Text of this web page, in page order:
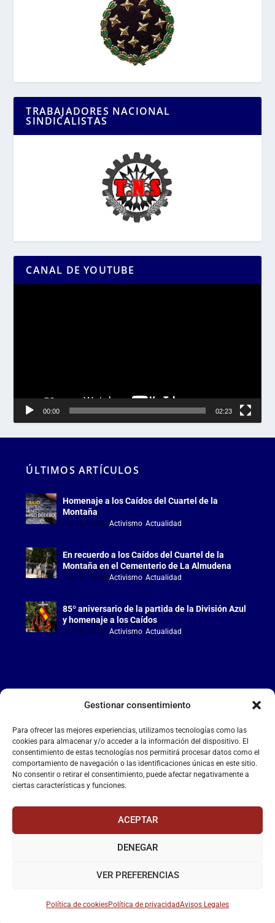
Gestionar consentimiento
Para ofrecer las mejores experiencias, utilizamos tecnologías como las
cookies para almacenar y/o acceder a la información del dispositivo. El
consentimiento de estas tecnologías nos permitirá procesar datos como el
comportamiento de navegación o las identificaciones únicas en este sitio.
No consentir o retirar el consentimiento, puede afectar negativamente a
ciertas características y funciones.
ACEPTAR
DENEGAR
VER PREFERENCIAS
Política de cookiesPolítica de privacidadAvisos Legales
TRABAJADORES NACIONAL
SINDICALISTAS
CANAL DE YOUTUBE
00:00 02:23
ÚLTIMOS ARTÍCULOS
Homenaje a los Caídos del Cuartel de la
Montaña
Jul 18, 2026 |Activismo,Actualidad
En recuerdo a los Caídos del Cuartel de la
Montaña en el Cementerio de La Almudena
Jul 18, 2026 |Activismo,Actualidad
85º aniversario de la partida de la División Azul
y homenaje a los Caídos
Jul 15, 2026 |Activismo,Actualidad
LA FALANGE
Reproductor
de
vídeo